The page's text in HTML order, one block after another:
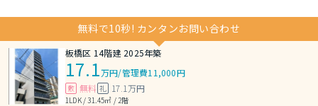
無料で10秒! カンタンお問い合わせ
板橋区 14階建 2025年築
17.1万円/管理費11,000円
敷 無料 礼 17.1万円
1LDK / 31.45㎡ / 2階